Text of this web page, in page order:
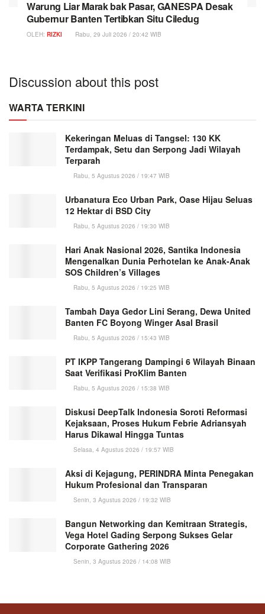
Warung Liar Marak bak Pasar, GANESPA Desak
Gubernur Banten Tertibkan Situ Ciledug
OLEH: RIZKI Rabu, 29 Juli 2026 / 20:42 WIB
Discussion about this post
WARTA TERKINI
Kekeringan Meluas di Tangsel: 130 KK
Terdampak, Setu dan Serpong Jadi Wilayah
Terparah
Rabu, 5 Agustus 2026 / 19:47 WIB
Urbanatura Eco Urban Park, Oase Hijau Seluas
12 Hektar di BSD City
Rabu, 5 Agustus 2026 / 19:30 WIB
Hari Anak Nasional 2026, Santika Indonesia
Mengenalkan Dunia Perhotelan ke Anak-Anak
SOS Children’s Villages
Rabu, 5 Agustus 2026 / 19:25 WIB
Tambah Daya Gedor Lini Serang, Dewa United
Banten FC Boyong Winger Asal Brasil
Rabu, 5 Agustus 2026 / 15:43 WIB
PT IKPP Tangerang Dampingi 6 Wilayah Binaan
Saat Verifikasi ProKlim Banten
Rabu, 5 Agustus 2026 / 15:38 WIB
Diskusi DeepTalk Indonesia Soroti Reformasi
Kejaksaan, Proses Hukum Febrie Adriansyah
Harus Dikawal Hingga Tuntas
Selasa, 4 Agustus 2026 / 19:57 WIB
Aksi di Kejagung, PERINDRA Minta Penegakan
Hukum Profesional dan Transparan
Senin, 3 Agustus 2026 / 19:32 WIB
Bangun Networking dan Kemitraan Strategis,
Vega Hotel Gading Serpong Sukses Gelar
Corporate Gathering 2026
Senin, 3 Agustus 2026 / 14:08 WIB